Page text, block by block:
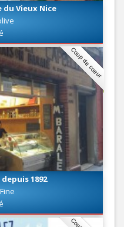
du Vieux Nice
Coup de coeur
depuis 1892